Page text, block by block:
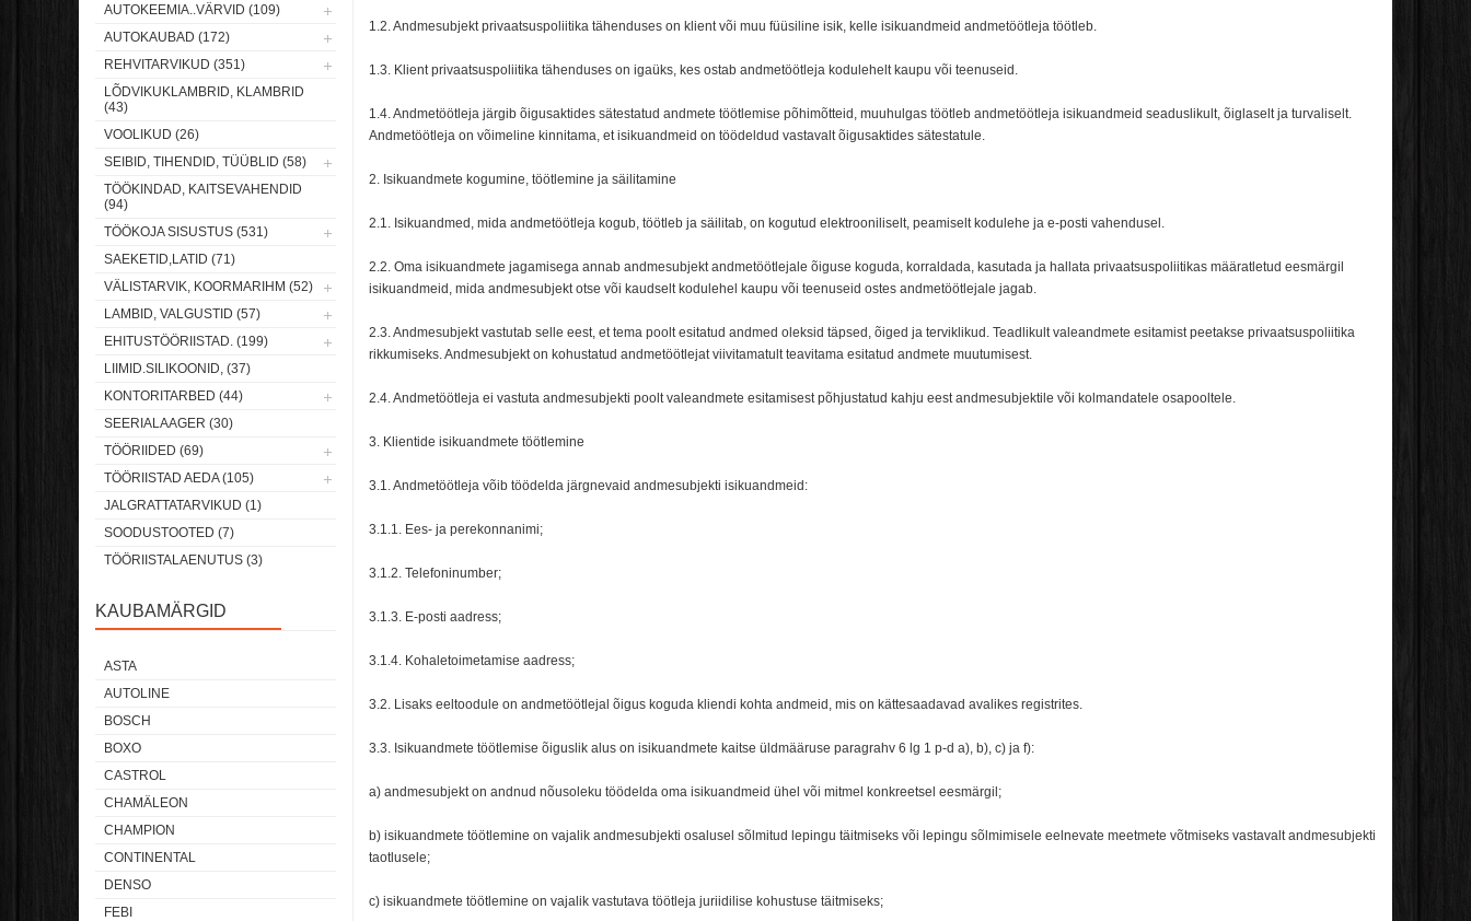
AUTOKEEMIA..VÄRVID (109)
AUTOKAUBAD (172)
REHVITARVIKUD (351)
LÕDVIKUKLAMBRID, KLAMBRID
(43)
VOOLIKUD (26)
SEIBID, TIHENDID, TÜÜBLID (58)
TÖÖKINDAD, KAITSEVAHENDID
(94)
TÖÖKOJA SISUSTUS (531)
SAEKETID,LATID (71)
VÄLISTARVIK, KOORMARIHM (52)
LAMBID, VALGUSTID (57)
EHITUSTÖÖRIISTAD. (199)
LIIMID.SILIKOONID, (37)
KONTORITARBED (44)
SEERIALAAGER (30)
TÖÖRIIDED (69)
TÖÖRIISTAD AEDA (105)
JALGRATTATARVIKUD (1)
SOODUSTOOTED (7)
TÖÖRIISTALAENUTUS (3)
KAUBAMÄRGID
ASTA
AUTOLINE
BOSCH
BOXO
CASTROL
CHAMÄLEON
CHAMPION
CONTINENTAL
DENSO
FEBI
1.2. Andmesubjekt privaatsuspoliitika tähenduses on klient või muu füüsiline isik, kelle isikuandmeid andmetöötleja töötleb.
1.3. Klient privaatsuspoliitika tähenduses on igaüks, kes ostab andmetöötleja kodulehelt kaupu või teenuseid.
1.4. Andmetöötleja järgib õigusaktides sätestatud andmete töötlemise põhimõtteid, muuhulgas töötleb andmetöötleja isikuandmeid seaduslikult, õiglaselt ja turvaliselt.
Andmetöötleja on võimeline kinnitama, et isikuandmeid on töödeldud vastavalt õigusaktides sätestatule.
2. Isikuandmete kogumine, töötlemine ja säilitamine
2.1. Isikuandmed, mida andmetöötleja kogub, töötleb ja säilitab, on kogutud elektrooniliselt, peamiselt kodulehe ja e-posti vahendusel.
2.2. Oma isikuandmete jagamisega annab andmesubjekt andmetöötlejale õiguse koguda, korraldada, kasutada ja hallata privaatsuspoliitikas määratletud eesmärgil
isikuandmeid, mida andmesubjekt otse või kaudselt kodulehel kaupu või teenuseid ostes andmetöötlejale jagab.
2.3. Andmesubjekt vastutab selle eest, et tema poolt esitatud andmed oleksid täpsed, õiged ja terviklikud. Teadlikult valeandmete esitamist peetakse privaatsuspoliitika
rikkumiseks. Andmesubjekt on kohustatud andmetöötlejat viivitamatult teavitama esitatud andmete muutumisest.
2.4. Andmetöötleja ei vastuta andmesubjekti poolt valeandmete esitamisest põhjustatud kahju eest andmesubjektile või kolmandatele osapooltele.
3. Klientide isikuandmete töötlemine
3.1. Andmetöötleja võib töödelda järgnevaid andmesubjekti isikuandmeid:
3.1.1. Ees- ja perekonnanimi;
3.1.2. Telefoninumber;
3.1.3. E-posti aadress;
3.1.4. Kohaletoimetamise aadress;
3.2. Lisaks eeltoodule on andmetöötlejal õigus koguda kliendi kohta andmeid, mis on kättesaadavad avalikes registrites.
3.3. Isikuandmete töötlemise õiguslik alus on isikuandmete kaitse üldmääruse paragrahv 6 lg 1 p-d a), b), c) ja f):
a) andmesubjekt on andnud nõusoleku töödelda oma isikuandmeid ühel või mitmel konkreetsel eesmärgil;
b) isikuandmete töötlemine on vajalik andmesubjekti osalusel sõlmitud lepingu täitmiseks või lepingu sõlmimisele eelnevate meetmete võtmiseks vastavalt andmesubjekti
taotlusele;
c) isikuandmete töötlemine on vajalik vastutava töötleja juriidilise kohustuse täitmiseks;